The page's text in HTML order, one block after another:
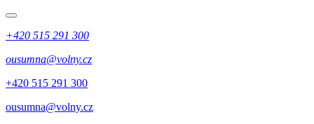
+420 515 291 300
ousumna@volny.cz
+420 515 291 300
ousumna@volny.cz